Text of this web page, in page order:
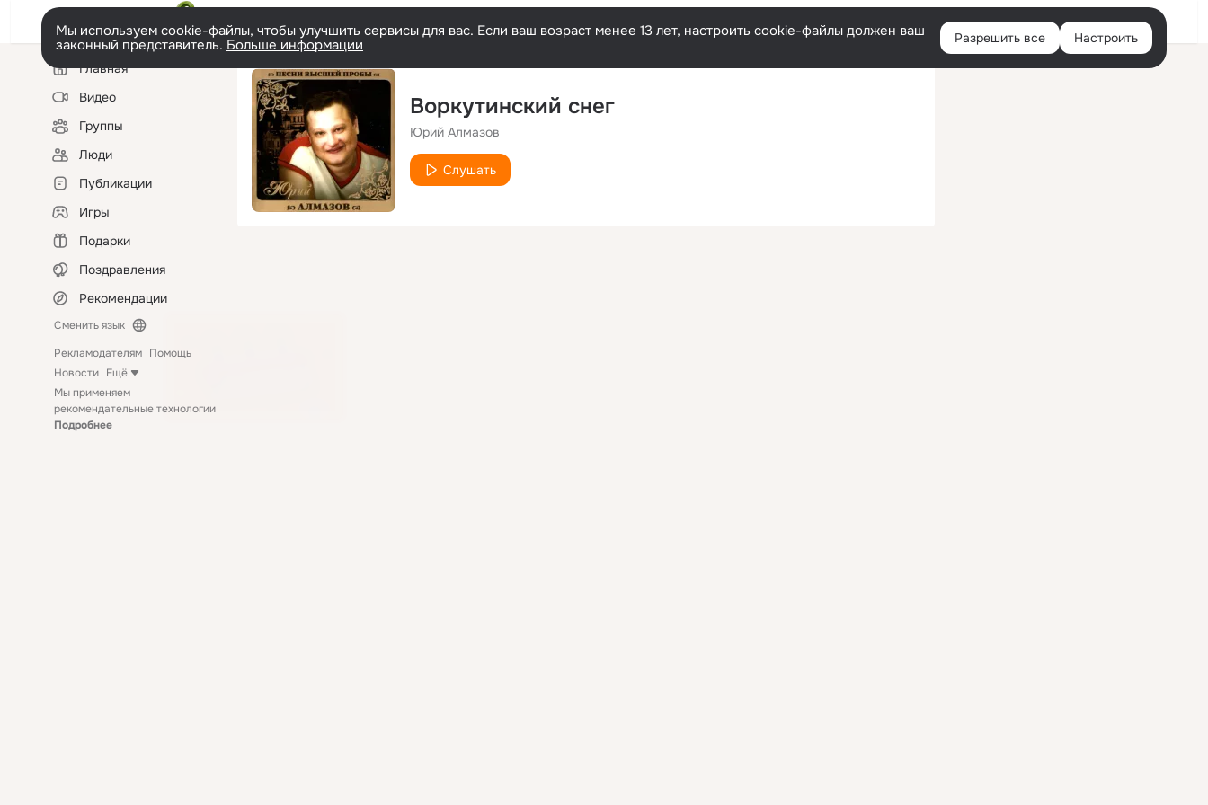
Войти
Мы используем cookie-файлы, чтобы улучшить сервисы для вас. Если ваш возраст менее 13 лет, настроить cookie-файлы должен ваш
законный представитель. Больше информации Разрешить все Настроить
Левая
колонкаГлавная
Видео
Группы
Люди
Публикации
Игры
Подарки
Поздравления
Рекомендации
Сменить язык
Рекламодателям Помощь
Новости Ещё
Мы применяем
рекомендательные технологии
Подробнее
Воркутинский снег
Юрий Алмазов
Слушать